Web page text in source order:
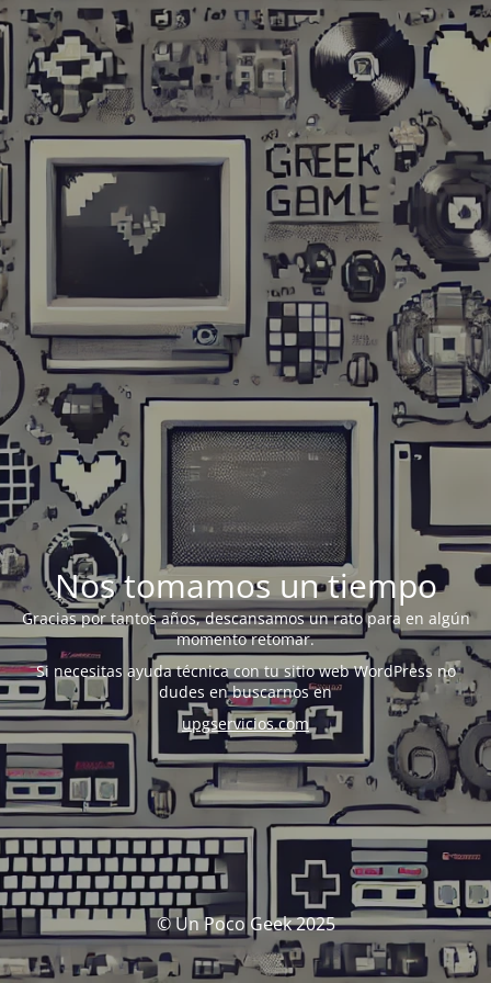
Nos tomamos un tiempo
Gracias por tantos años, descansamos un rato para en algún
momento retomar.
Si necesitas ayuda técnica con tu sitio web WordPress no
dudes en buscarnos en
upgservicios.com
© Un Poco Geek 2025